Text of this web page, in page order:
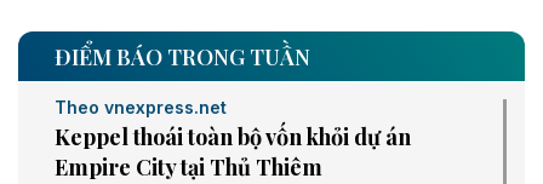
ĐIỂM BÁO TRONG TUẦN
Theo vnexpress.net
Keppel thoái toàn bộ vốn khỏi dự án
Empire City tại Thủ Thiêm